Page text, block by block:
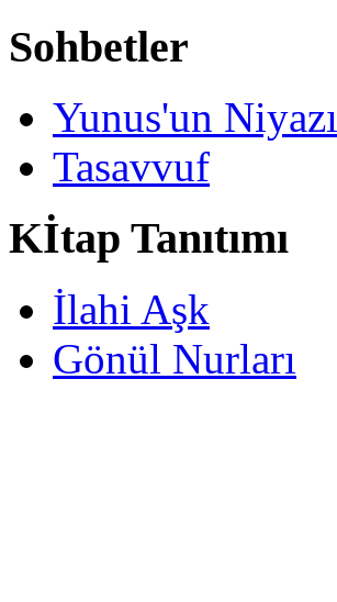
Sohbetler
Yunus'un Niyazı
Tasavvuf
Kİtap Tanıtımı
İlahi Aşk
Gönül Nurları